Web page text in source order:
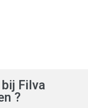
Filva
?